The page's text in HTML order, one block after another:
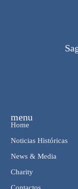
menu
Home
Noticias Históricas
News & Media
Charity
Contactos